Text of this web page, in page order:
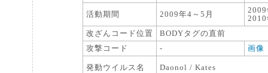
活動期間 2009年4～5月
改ざんコード位置
BODYタグの直前
攻撃コード
- 画像
発動ウイルス名 Daonol / Kates